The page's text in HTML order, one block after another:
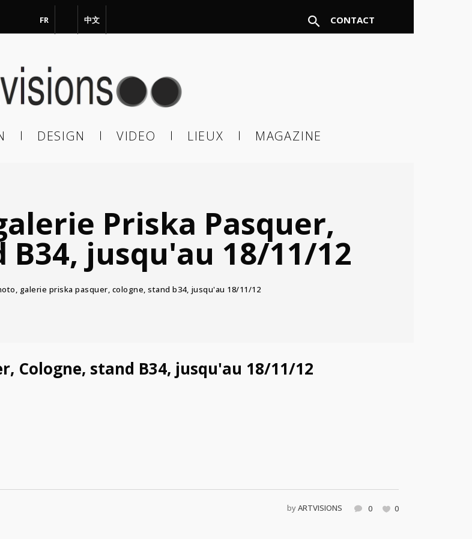
FR 中文 CONTACT
DESIGN VIDEO LIEUX MAGAZINE
Priska Pasquer,
B34, jusqu'au 18/11/12
galerie priska pasquer, cologne, stand b34, jusqu'au 18/11/12
Cologne, stand B34, jusqu'au 18/11/12
byARTVISIONS 0 0
Newsletter !